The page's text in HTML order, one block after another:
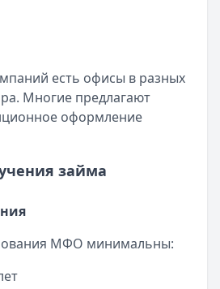
есть офисы в разных
Многие предлагают
оформление
займа
МФО минимальны: